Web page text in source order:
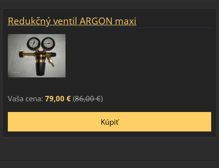
Redukčný ventil ARGON maxi
Vaša cena: 79,00 €(86,00 €)